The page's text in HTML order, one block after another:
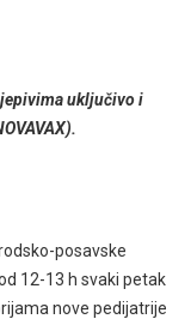
uključivo i
posavske
12-13 h svaki petak
nove pedijatrije